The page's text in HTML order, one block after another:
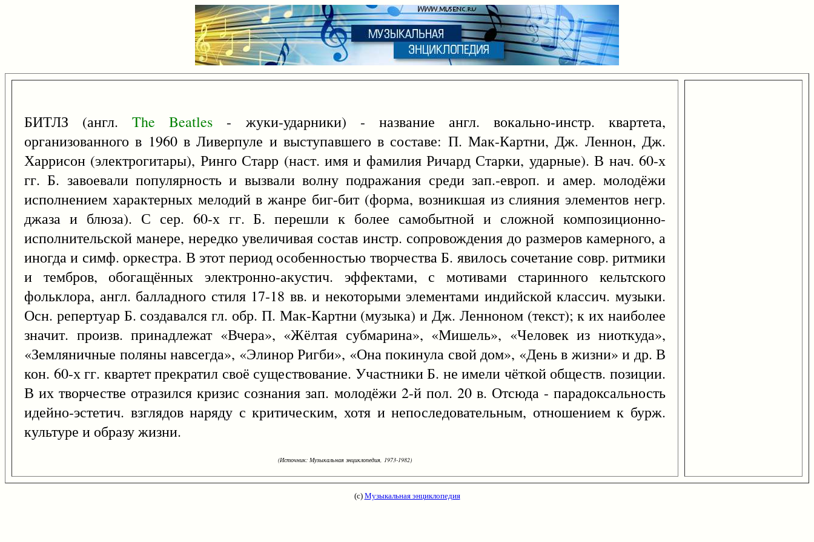
БИТЛЗ (англ.The Beatles - жуки-ударники) - название англ. вокально-инстр. квартета,
организованного в 1960 в Ливерпуле и выступавшего в составе: П. Мак-Картни, Дж. Леннон, Дж.
Харрисон (электрогитары), Ринго Старр (наст. имя и фамилия Ричард Старки, ударные). В нач. 60-х
гг. Б. завоевали популярность и вызвали волну подражания среди зап.-европ. и амер. молодёжи
исполнением характерных мелодий в жанре биг-бит (форма, возникшая из слияния элементов негр.
джаза и блюза). С сер. 60-х гг. Б. перешли к более самобытной и сложной композиционно-
исполнительской манере, нередко увеличивая состав инстр. сопровождения до размеров камерного, а
иногда и симф. оркестра. В этот период особенностью творчества Б. явилось сочетание совр. ритмики
и тембров, обогащённых электронно-акустич. эффектами, с мотивами старинного кельтского
фольклора, англ. балладного стиля 17-18 вв. и некоторыми элементами индийской классич. музыки.
Осн. репертуар Б. создавался гл. обр. П. Мак-Картни (музыка) и Дж. Ленноном (текст); к их наиболее
значит. произв. принадлежат «Вчера», «Жёлтая субмарина», «Мишель», «Человек из ниоткуда»,
«Земляничные поляны навсегда», «Элинор Ригби», «Она покинула свой дом», «День в жизни» и др. В
кон. 60-х гг. квартет прекратил своё существование. Участники Б. не имели чёткой обществ. позиции.
В их творчестве отразился кризис сознания зап. молодёжи 2-й пол. 20 в. Отсюда - парадоксальность
идейно-эстетич. взглядов наряду с критическим, хотя и непоследовательным, отношением к бурж.
культуре и образу жизни.
(Источник: Музыкальная энциклопедия, 1973-1982)
(с) Музыкальная энциклопедия